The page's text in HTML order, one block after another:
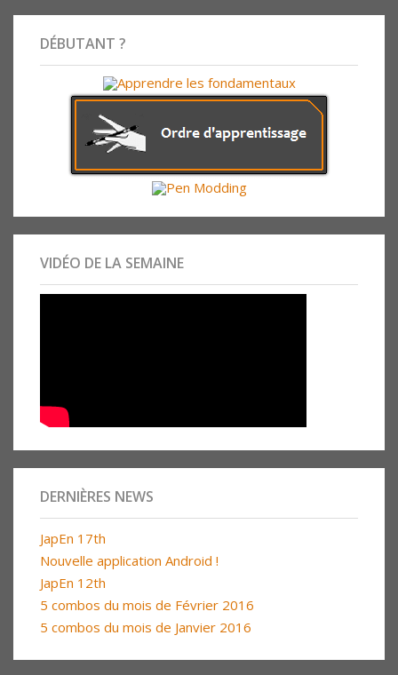
DÉBUTANT ?
VIDÉO DE LA SEMAINE
DERNIÈRES NEWS
JapEn 17th
Nouvelle application Android !
JapEn 12th
5 combos du mois de Février 2016
5 combos du mois de Janvier 2016